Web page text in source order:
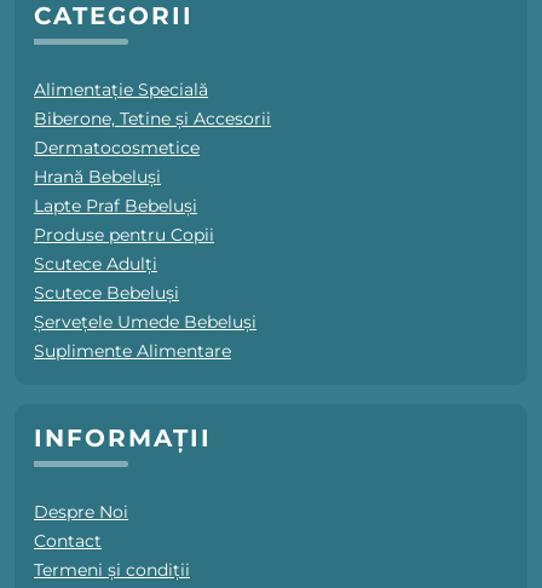
CATEGORII
Alimentație Specială
Biberone, Tetine și Accesorii
Dermatocosmetice
Hrană Bebeluși
Lapte Praf Bebeluși
Produse pentru Copii
Scutece Adulți
Scutece Bebeluși
Șervețele Umede Bebeluși
Suplimente Alimentare
INFORMAȚII
Despre Noi
Contact
Termeni și condiții